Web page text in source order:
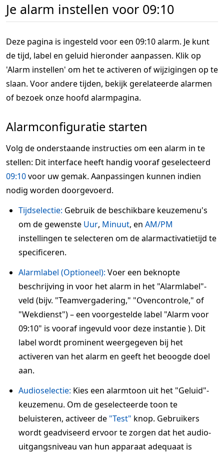
Je alarm instellen voor 09:10
Deze pagina is ingesteld voor een 09:10 alarm. Je kunt
de tijd, label en geluid hieronder aanpassen. Klik op
'Alarm instellen' om het te activeren of wijzigingen op te
slaan. Voor andere tijden, bekijk gerelateerde alarmen
of bezoek onze hoofd alarmpagina.
Alarmconfiguratie starten
Volg de onderstaande instructies om een alarm in te
stellen: Dit interface heeft handig vooraf geselecteerd
09:10voor uw gemak. Aanpassingen kunnen indien
nodig worden doorgevoerd.
Tijdselectie: Gebruik de beschikbare keuzemenu's
om de gewenste Uur, Minuut, en AM/PM
instellingen te selecteren om de alarmactivatietijd te
specificeren.
Alarmlabel (Optioneel): Voer een beknopte
beschrijving in voor het alarm in het "Alarmlabel"-
veld (bijv. "Teamvergadering," "Ovencontrole," of
"Wekdienst") – een voorgestelde label "Alarm voor
09:10" is vooraf ingevuld voor deze instantie ). Dit
label wordt prominent weergegeven bij het
activeren van het alarm en geeft het beoogde doel
aan.
Audioselectie: Kies een alarmtoon uit het "Geluid"-
keuzemenu. Om de geselecteerde toon te
beluisteren, activeer de "Test" knop. Gebruikers
wordt geadviseerd ervoor te zorgen dat het audio-
uitgangsniveau van hun apparaat adequaat is